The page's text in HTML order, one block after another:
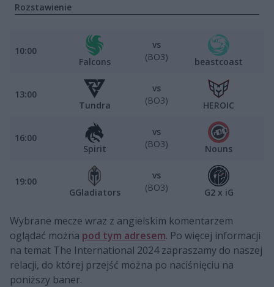
Rozstawienie
10:00
Falcons
vs
(BO3)
beastcoast
13:00
Tundra
vs
(BO3)
HEROIC
16:00
Spirit
vs
(BO3)
Nouns
19:00
GGladiators
vs
(BO3)
G2 x iG
Wybrane mecze wraz z angielskim komentarzem
oglądać można pod tym adresem. Po więcej informacji
na temat The International 2024 zapraszamy do naszej
relacji, do której przejść można po naciśnięciu na
poniższy baner.